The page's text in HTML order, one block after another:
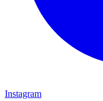
Instagram